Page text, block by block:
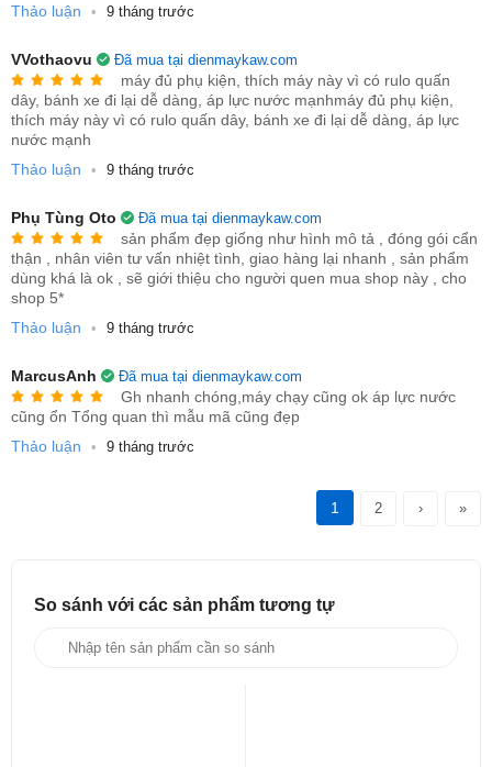
Thảo luận
• 9 tháng trước
VVothaovu Đã mua tại dienmaykaw.com
máy đủ phụ kiện, thích máy này vì có rulo quấn
dây, bánh xe đi lại dễ dàng, áp lực nước mạnhmáy đủ phụ kiện,
thích máy này vì có rulo quấn dây, bánh xe đi lại dễ dàng, áp lực
nước mạnh
Thảo luận
• 9 tháng trước
Phụ Tùng Oto Đã mua tại dienmaykaw.com
sản phẩm đẹp giống như hình mô tả , đóng gói cẩn
thận , nhân viên tư vấn nhiệt tình, giao hàng lại nhanh , sản phẩm
dùng khá là ok , sẽ giới thiệu cho người quen mua shop này , cho
shop 5*
Thảo luận
• 9 tháng trước
MarcusAnh Đã mua tại dienmaykaw.com
Gh nhanh chóng,máy chạy cũng ok áp lực nước
cũng ổn Tổng quan thì mẫu mã cũng đẹp
Thảo luận
• 9 tháng trước
1 2 › »
So sánh với các sản phẩm tương tự